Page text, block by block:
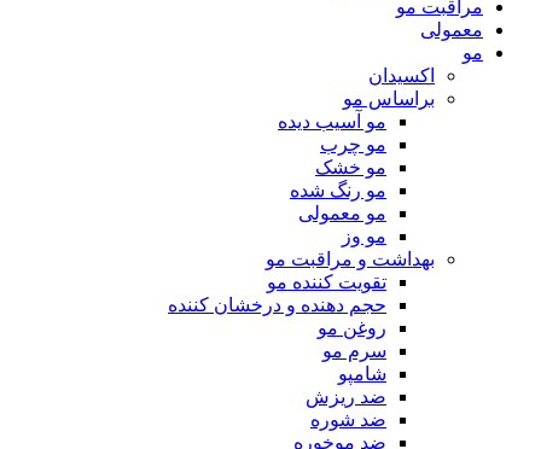
مراقبت مو
معمولی
مو
اکسیدان
براساس مو
مو آسیب دیده
مو چرب
مو خشک
مو رنگ شده
مو معمولی
مو وز
بهداشت و مراقبت مو
تقویت کننده مو
حجم دهنده و درخشان کننده
روغن مو
سرم مو
شامپو
ضد ریزش
ضد شوره
ضد موخوره